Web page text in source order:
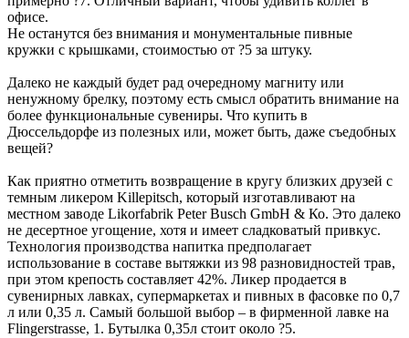
офисе.
Не останутся без внимания и монументальные пивные
кружки с крышками, стоимостью от ?5 за штуку.
Далеко не каждый будет рад очередному магниту или
ненужному брелку, поэтому есть смысл обратить внимание на
более функциональные сувениры. Что купить в
Дюссельдорфе из полезных или, может быть, даже съедобных
вещей?
Как приятно отметить возвращение в кругу близких друзей с
темным ликером Killepitsch, который изготавливают на
местном заводе Likorfabrik Peter Busch GmbH & Ко. Это далеко
не десертное угощение, хотя и имеет сладковатый привкус.
Технология производства напитка предполагает
использование в составе вытяжки из 98 разновидностей трав,
при этом крепость составляет 42%. Ликер продается в
сувенирных лавках, супермаркетах и пивных в фасовке по 0,7
л или 0,35 л. Самый большой выбор – в фирменной лавке на
Flingerstrasse, 1. Бутылка 0,35л стоит около ?5.